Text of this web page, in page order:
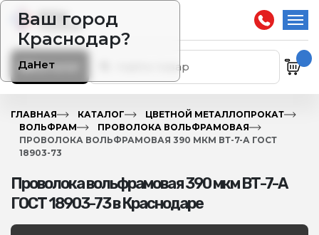
Ваш город
Краснодар?
ДаНет
Каталог
ГЛАВНАЯ КАТАЛОГ
ЦВЕТНОЙ МЕТАЛЛОПРОКАТ
ВОЛЬФРАМ
ПРОВОЛОКА ВОЛЬФРАМОВАЯ
ПРОВОЛОКА ВОЛЬФРАМОВАЯ 390 МКМ ВТ-7-А ГОСТ
18903-73
Проволока вольфрамовая 390 мкм ВТ-7-А
ГОСТ 18903-73 в Краснодаре